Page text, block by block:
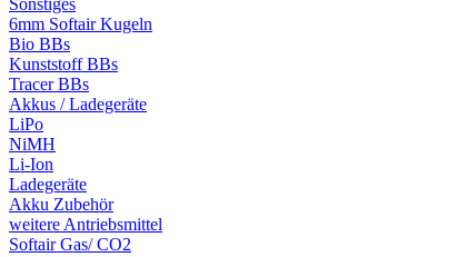
Sonstiges
6mm Softair Kugeln
Bio BBs
Kunststoff BBs
Tracer BBs
Akkus / Ladegeräte
LiPo
NiMH
Li-Ion
Ladegeräte
Akku Zubehör
weitere Antriebsmittel
Softair Gas/ CO2